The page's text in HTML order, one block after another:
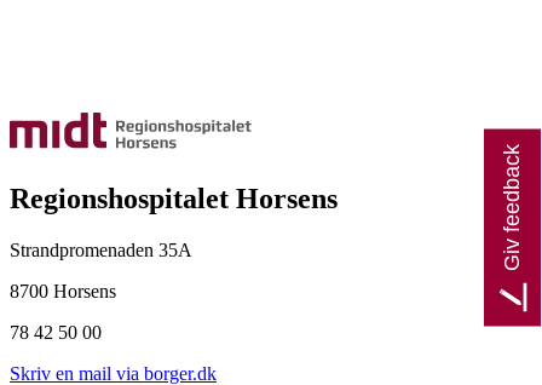
Regionshospitalet Horsens
Strandpromenaden 35A
8700 Horsens
78 42 50 00
Skriv en mail via borger.dk
Giv feedback